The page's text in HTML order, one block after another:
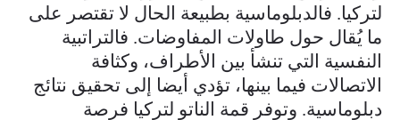
لتركيا. فالدبلوماسية بطبيعة الحال لا تقتصر على
ما يُقال حول طاولات المفاوضات. فالتراتبية
النفسية التي تنشأ بين الأطراف، وكثافة
الاتصالات فيما بينها، تؤدي أيضا إلى تحقيق نتائج
دبلوماسية. وتوفر قمة الناتو لتركيا فرصة